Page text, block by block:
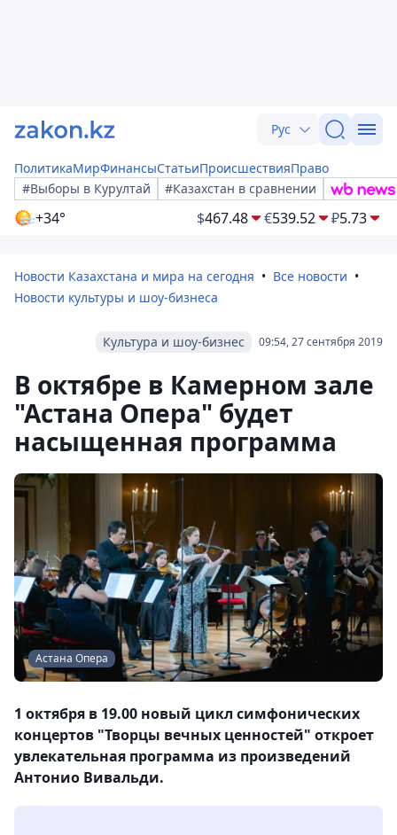
Рус
ПолитикаМирФинансыСтатьиПроисшествияПраво
#Выборы в Курултай
#Казахстан в сравнении
+34° $467.48 €539.52 ₽5.73
Новости Казахстана и мира на сегодня
Все новости
Новости культуры и шоу-бизнеса
09:54, 27 сентября 2019
Культура и шоу-бизнес
В октябре в Камерном зале
"Астана Опера" будет
насыщенная программа
Астана Опера
1 октября в 19.00 новый цикл симфонических
концертов "Творцы вечных ценностей" откроет
увлекательная программа из произведений
Антонио Вивальди.